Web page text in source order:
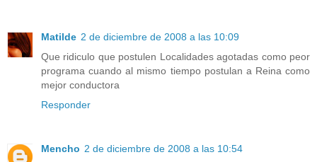
Matilde 2 de diciembre de 2008 a las 10:09
Que ridiculo que postulen Localidades agotadas como peor
programa cuando al mismo tiempo postulan a Reina como
mejor conductora
Responder
Mencho 2 de diciembre de 2008 a las 10:54